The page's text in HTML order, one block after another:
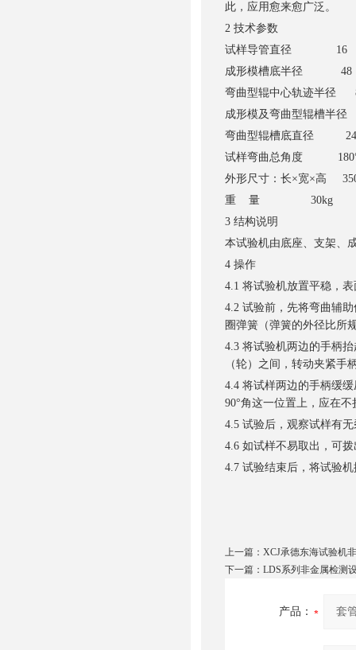
此，应用愈来愈广泛。
2 技术参数
试样导管直径 16
成形模槽底半径
弯曲型辊中心轨迹半
成形模及弯曲型辊槽半
弯曲型辊槽底直径
试样弯曲总角度
外形尺寸：长×宽×高
重 量 30kg
3 结构说明
本试验机由底座、支架、
4 操作
4.1 将试验机放置平稳，
4.2 试验前，先将弯曲辅
圈弹簧（弹簧的外径比所
4.3 将试验机两边的手柄
（轮）之间，转动夹紧手
4.4 将试样两边的手柄缓
90°角这一位置上，应在
4.5 试验后，观察试样有
4.6 如试样不易取出，可
4.7 试验结束后，将试验
上一篇： XCJ承德东海试验机
下一篇： LDS系列非金属检测
产品：